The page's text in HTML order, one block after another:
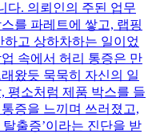
다. 의뢰인의 주된 업무
를 파레트에 쌓고, 랩핑
고 상하차하는 일이었
속에서 허리 통증은 만
왔듯 묵묵히 자신의 일
평소처럼 제품 박스를 들
증을 느끼며 쓰러졌고,
출증’이라는 진단을 받